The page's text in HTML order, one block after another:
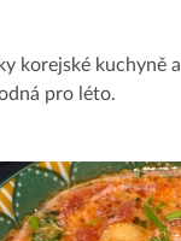
korejské kuchyně
pro léto.